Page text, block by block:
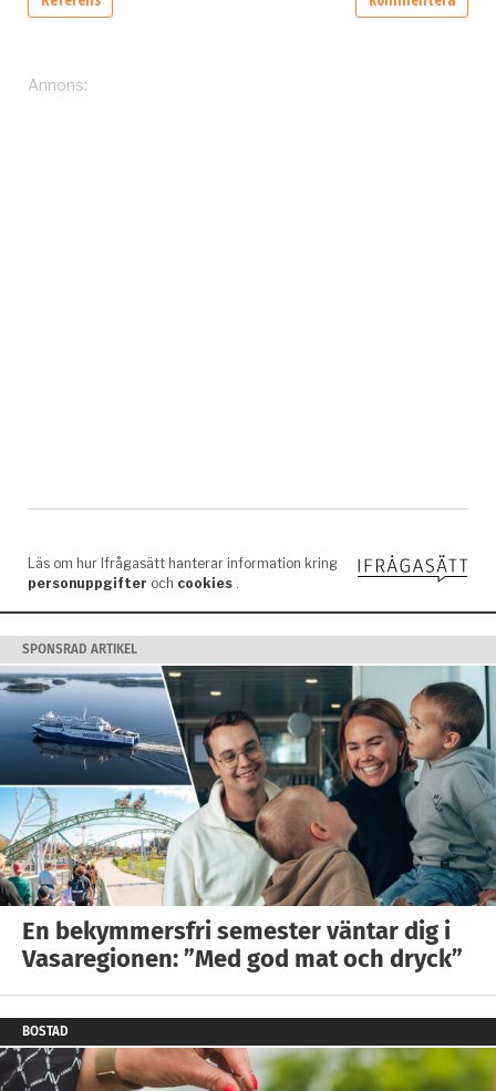
SPONSRAD ARTIKEL
En bekymmersfri semester väntar dig i
Vasaregionen: ”Med god mat och dryck”
BOSTAD